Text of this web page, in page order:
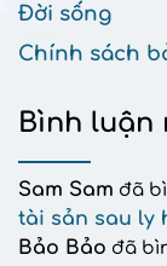
Đời sống
Chính sách
Bình luận
Sam Sam đã
tài sản sau ly
Bảo Bảo đã